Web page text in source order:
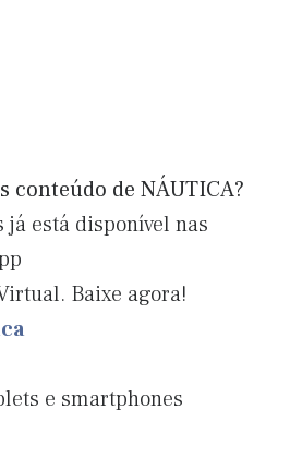
conteúdo de NÁUTICA?
já está disponível nas
Baixe agora!
e smartphones